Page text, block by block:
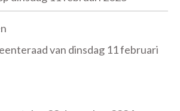
van dinsdag 11 februari